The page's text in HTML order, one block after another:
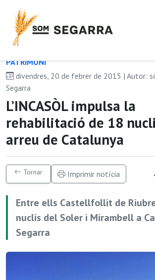
PATRIMONI
divendres, 20 de febrer de 2015 | Autor:
Segarra
L’INCASÒL impulsa la
rehabilitació de 18
arreu de Catalunya
Tornar Imprimir notícia
Entre ells Castellfollit de
nuclis del Soler i Mirambell a
Segarra